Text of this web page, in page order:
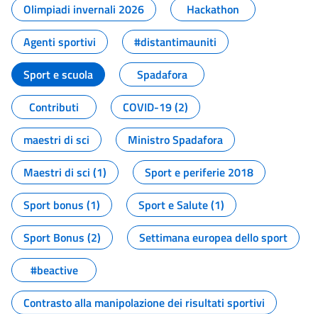
Olimpiadi invernali 2026
Hackathon
Agenti sportivi
#distantimauniti
Sport e scuola
Spadafora
Contributi
COVID-19 (2)
maestri di sci
Ministro Spadafora
Maestri di sci (1)
Sport e periferie 2018
Sport bonus (1)
Sport e Salute (1)
Sport Bonus (2)
Settimana europea dello sport
#beactive
Contrasto alla manipolazione dei risultati sportivi